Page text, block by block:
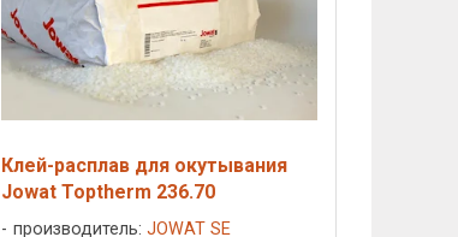
Клей-расплав для окутывания
Jowat Toptherm 236.70
производитель: JOWAT SE